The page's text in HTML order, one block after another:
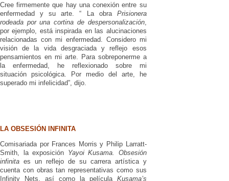
Cree firmemente que hay una conexión entre su
enfermedad y su arte. “ La obra Prisionera
rodeada por una cortina de despersonalización,
por ejemplo, está inspirada en las alucinaciones
relacionadas con mi enfermedad. Considero mi
visión de la vida desgraciada y reflejo esos
pensamientos en mi arte. Para sobreponerme a
la enfermedad, he reflexionado sobre mi
situación psicológica. Por medio del arte, he
superado mi infelicidad”, dijo.
LA OBSESIÓN INFINITA
Comisariada por Frances Morris y Philip Larratt-
Smith, la exposición Yayoi Kusama. Obsesión
infinita es un reflejo de su carrera artística y
cuenta con obras tan representativas como sus
Infinity Nets, así como la película Kusamaʼs